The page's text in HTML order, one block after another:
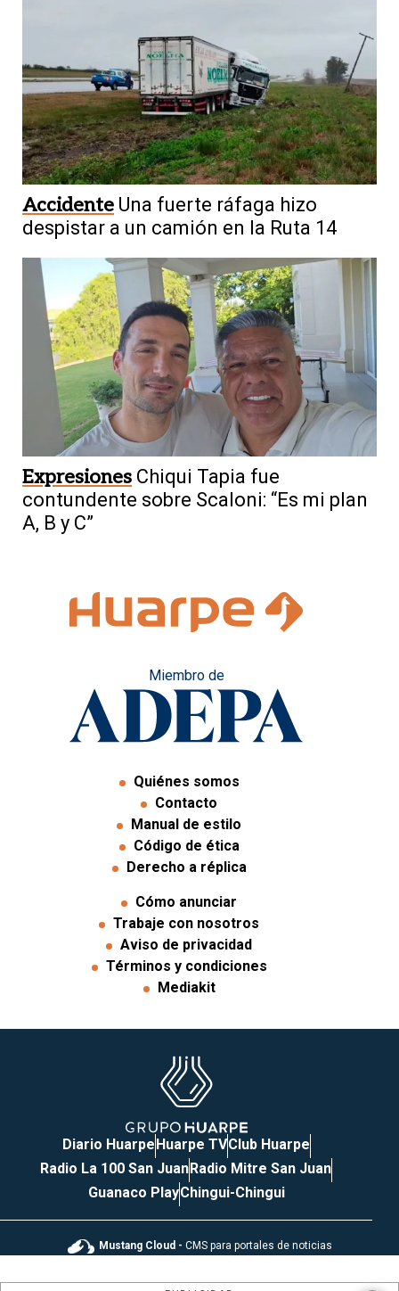
Accidente Una fuerte ráfaga hizo
despistar a un camión en la Ruta 14
Expresiones Chiqui Tapia fue
contundente sobre Scaloni: “Es mi plan
A, B y C”
Miembro de
Quiénes somos
Contacto
Manual de estilo
Código de ética
Derecho a réplica
Cómo anunciar
Trabaje con nosotros
Aviso de privacidad
Términos y condiciones
Mediakit
Diario Huarpe Huarpe TVClub Huarpe
Radio La 100 San Juan Radio Mitre San Juan
Guanaco PlayChingui-Chingui
Mustang Cloud - CMS para portales de noticias